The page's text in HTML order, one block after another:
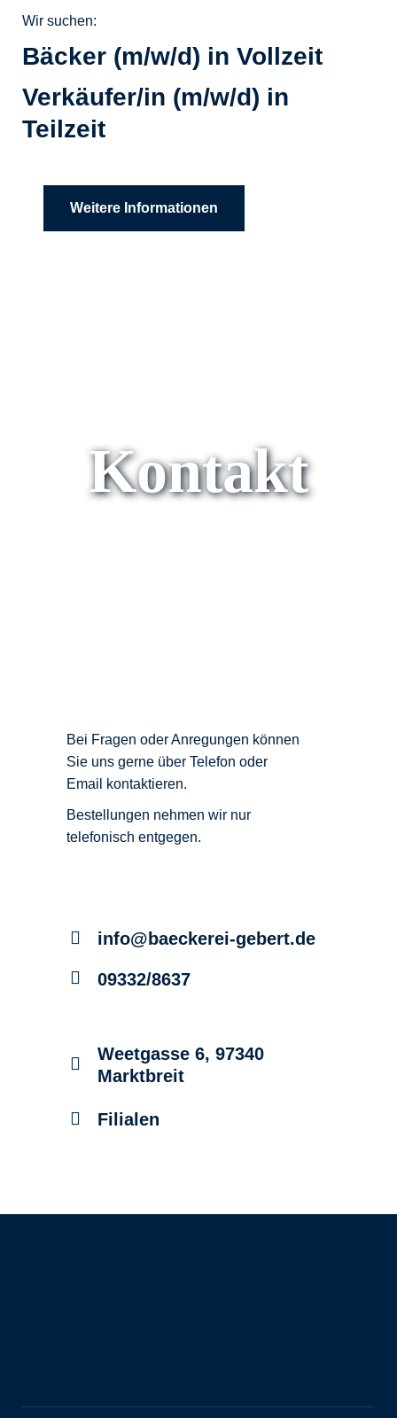
Wir suchen:
Bäcker (m/w/d) in Vollzeit
Verkäufer/in (m/w/d) in
Teilzeit
Weitere Informationen
Kontakt
Bei Fragen oder Anregungen können
Sie uns gerne über Telefon oder
Email kontaktieren.
Bestellungen nehmen wir nur
telefonisch entgegen.
info@baeckerei-gebert.de
09332/8637
Weetgasse 6, 97340
Marktbreit
Filialen